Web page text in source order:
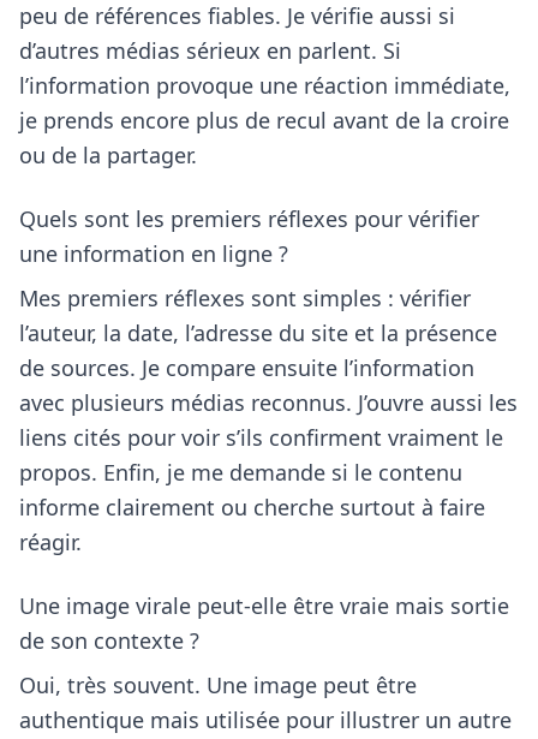
peu de références fiables. Je vérifie aussi si
d’autres médias sérieux en parlent. Si
l’information provoque une réaction immédiate,
je prends encore plus de recul avant de la croire
ou de la partager.
Quels sont les premiers réflexes pour vérifier
une information en ligne ?
Mes premiers réflexes sont simples : vérifier
l’auteur, la date, l’adresse du site et la présence
de sources. Je compare ensuite l’information
avec plusieurs médias reconnus. J’ouvre aussi les
liens cités pour voir s’ils confirment vraiment le
propos. Enfin, je me demande si le contenu
informe clairement ou cherche surtout à faire
réagir.
Une image virale peut-elle être vraie mais sortie
de son contexte ?
Oui, très souvent. Une image peut être
authentique mais utilisée pour illustrer un autre